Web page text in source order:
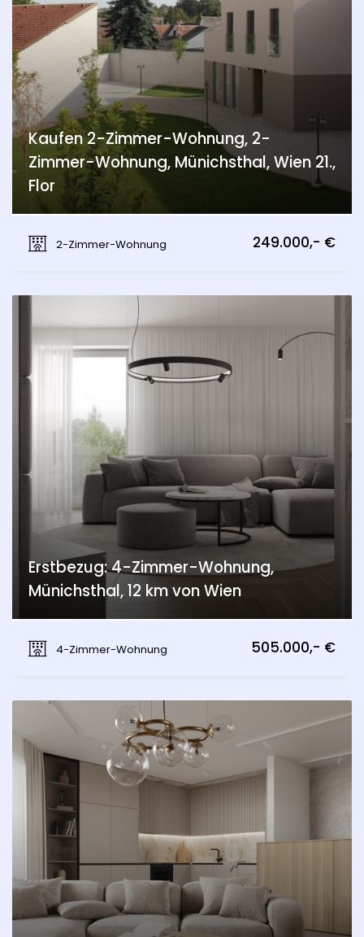
Kaufen 2-Zimmer-Wohnung, 2-
Zimmer-Wohnung, Münichsthal, Wien 21.,
Flor
2-Zimmer-Wohnung
249.000,- €
Erstbezug: 4-Zimmer-Wohnung,
Münichsthal, 12 km von Wien
4-Zimmer-Wohnung
505.000,- €